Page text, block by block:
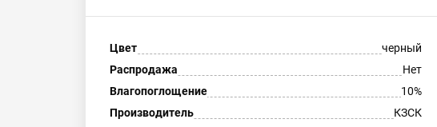
Цвет черный
Распродажа
Нет
Влагопоглощение
10%
Производитель
КЗСК